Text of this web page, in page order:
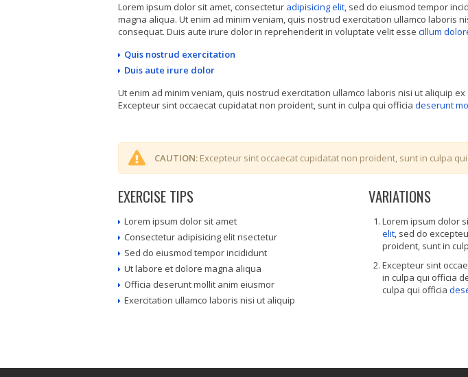
Lorem ipsum dolor sit amet, consectetur adipisicing elit, sed do eiusmod tempor
magna aliqua. Ut enim ad minim veniam, quis nostrud exercitation ullamco laboris
consequat. Duis aute irure dolor in reprehenderit in voluptate velit esse cillum
Quis nostrud exercitation
Duis aute irure dolor
Ut enim ad minim veniam, quis nostrud exercitation ullamco laboris nisi ut aliquip
Excepteur sint occaecat cupidatat non proident, sunt in culpa qui officia deserunt
CAUTION: Excepteur sint occaecat cupidatat non proident, sunt in culpa
EXERCISE TIPS
Lorem ipsum dolor sit amet
Consectetur adipisicing elit nsectetur
Sed do eiusmod tempor incididunt
Ut labore et dolore magna aliqua
Officia deserunt mollit anim eiusmor
Exercitation ullamco laboris nisi ut aliquip
VARIATIONS
Lorem ipsum dolor
elit, sed do
proident, sunt in
Excepteur sint
in culpa qui officia
culpa qui officia